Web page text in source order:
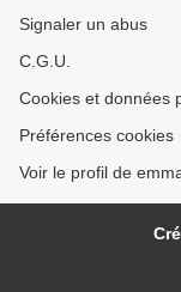
Signaler un abus
C.G.U.
Cookies et données
Préférences cookies
Voir le profil de